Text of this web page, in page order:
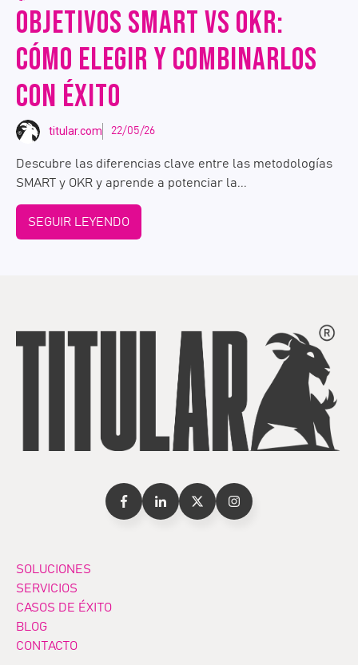
OBJETIVOS SMART VS OKR:
CÓMO ELEGIR Y COMBINARLOS
CON ÉXITO
titular.com 22/05/26
Descubre las diferencias clave entre las metodologías
SMART y OKR y aprende a potenciar la...
SEGUIR LEYENDO
SOLUCIONES
SERVICIOS
CASOS DE ÉXITO
BLOG
CONTACTO